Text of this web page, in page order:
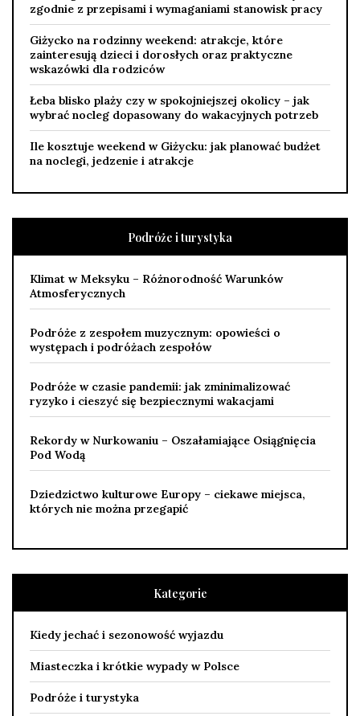
zgodnie z przepisami i wymaganiami stanowisk pracy
Giżycko na rodzinny weekend: atrakcje, które
zainteresują dzieci i dorosłych oraz praktyczne
wskazówki dla rodziców
Łeba blisko plaży czy w spokojniejszej okolicy – jak
wybrać nocleg dopasowany do wakacyjnych potrzeb
Ile kosztuje weekend w Giżycku: jak planować budżet
na noclegi, jedzenie i atrakcje
Podróże i turystyka
Klimat w Meksyku – Różnorodność Warunków
Atmosferycznych
Podróże z zespołem muzycznym: opowieści o
występach i podróżach zespołów
Podróże w czasie pandemii: jak zminimalizować
ryzyko i cieszyć się bezpiecznymi wakacjami
Rekordy w Nurkowaniu – Oszałamiające Osiągnięcia
Pod Wodą
Dziedzictwo kulturowe Europy – ciekawe miejsca,
których nie można przegapić
Kategorie
Kiedy jechać i sezonowość wyjazdu
Miasteczka i krótkie wypady w Polsce
Podróże i turystyka